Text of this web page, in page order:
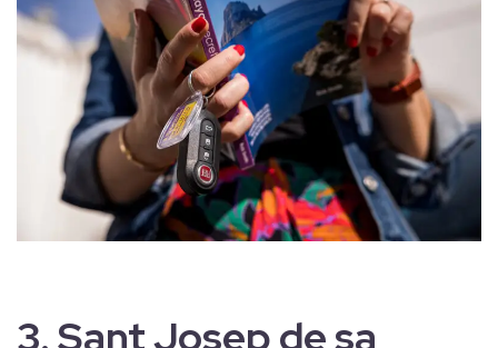
3.Sant Josep de sa